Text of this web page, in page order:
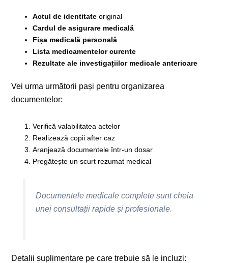
Actul de identitate original
Cardul de asigurare medicală
Fișa medicală personală
Lista medicamentelor curente
Rezultate ale investigațiilor medicale anterioare
Vei urma următorii pași pentru organizarea
documentelor:
Verifică valabilitatea actelor
Realizează copii after caz
Aranjează documentele într-un dosar
Pregătește un scurt rezumat medical
Documentele medicale complete sunt cheia
unei consultații rapide și profesionale.
Detalii suplimentare pe care trebuie să le incluzi: